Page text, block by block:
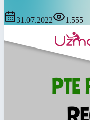
31.07.2022 1.555